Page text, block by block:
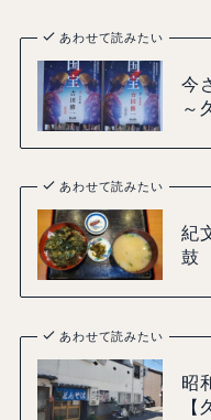
あわせて読みたい
今
～
あわせて読みたい
紀
鼓
あわせて読みたい
昭